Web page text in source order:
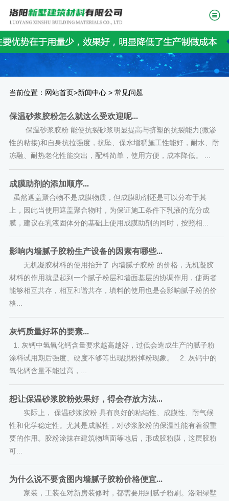
当前位置： 网站首页>新闻中心> 常见问题
保温砂浆胶粉怎么就这么受欢迎呢...
保温砂浆胶粉 能使抗裂砂浆明显提高与挤塑的抗裂能力(微渗
性的粘接)和自身抗拉强度，抗坠、保水增稠施工性能好，耐水、耐
冻融、耐热老化性能突出，配料简单，使用方便，成本降低。 ...
成膜助剂的添加顺序...
虽然遮盖聚合物不是成膜物质，但成膜助剂还是可以分布于其
上，因此当使用遮盖聚合物时，为保证施工条件下乳液的充分成
膜，建议在乳液固体分的基础上使用成膜助剂的同时，按照相...
影响内墙腻子胶粉生产设备的因素有哪些...
无机凝胶材料的使用抬升了 内墙腻子胶粉 的价格，无机凝胶
材料的作用就是起到一个腻子粉层和墙面基层的协调作用，使两者
能够相互共存，相互和谐共存，填料的使用也是会影响腻子粉的价
格...
灰钙质量好坏的要素...
1. 灰钙中氢氧化钙含量要求越高越好，过低会造成生产的腻子粉
涂料试用期后强度、硬度不够等出现脱粉掉粉现象。 2. 灰钙中的
氧化钙含量不能过高，...
想让保温砂浆胶粉效果好，得会存放方法...
实际上， 保温砂浆胶粉 具有良好的粘结性、成膜性、耐气候
性和化学稳定性。尤其是成膜性，对砂浆胶粉的保温性能有着很重
要的作用。胶粉涂抹在建筑物墙面等地后，形成胶粉膜，这层胶粉
可...
为什么说不要贪图内墙腻子胶粉价格便宜...
家装，工装在对新房装修时，都需要用到腻子粉刷。洛阳绿墅